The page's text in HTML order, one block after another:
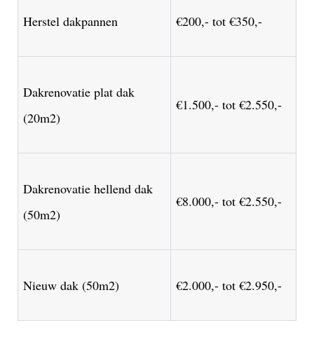
Herstel dakpannen €200,- tot €350,-
Dakrenovatie plat dak
(20m2)
€1.500,- tot €2.550,-
Dakrenovatie hellend dak
(50m2)
€8.000,- tot €2.550,-
Nieuw dak (50m2) €2.000,- tot €2.950,-